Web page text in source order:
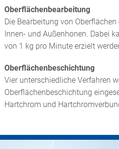
Oberflächenbearbeitung
Die Bearbeitung von
Innen- und Außenhonen. Dabei
von 1 kg pro Minute erzielt
Oberflächenbeschichtung
Vier unterschiedliche Verfahren
Oberflächenbeschichtung
Hartchrom und